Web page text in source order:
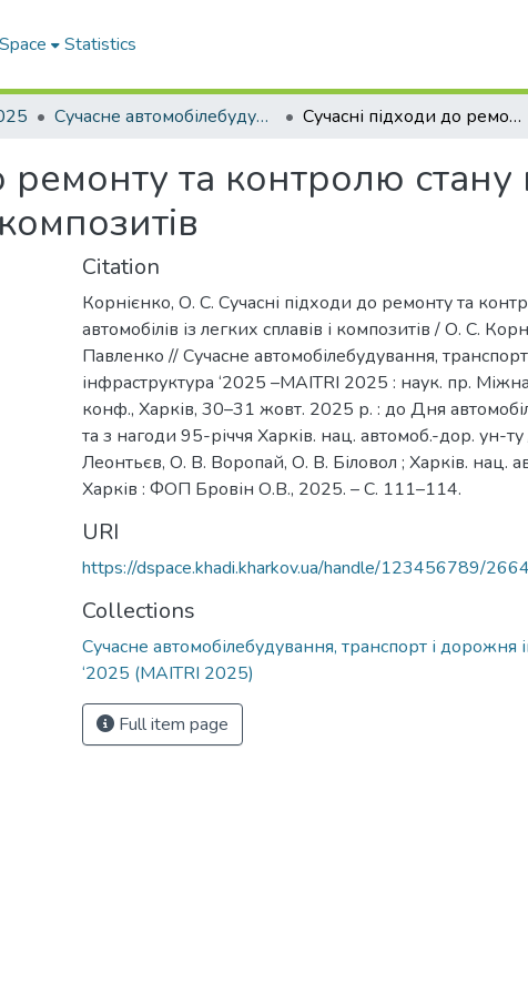
Statistics
Сучасне автомобілебудування, транспорт і дорожня інфраструктура ‘2025 (MAITRI 2025) Сучасні підходи до ремонту та контролю стану кузовів автомобілів із легких сплавів і композитів
та контролю стану
Citation
Корнієнко, О. С. Сучасні підходи до ремонту та
автомобілів із легких сплавів і композитів / О. С.
Павленко // Сучасне автомобілебудування,
інфраструктура ‘2025 –MAITRI 2025 : наук. пр.
конф., Харків, 30–31 жовт. 2025 р. : до Дня
та з нагоди 95-річчя Харків. нац. автомоб.-дор. ун-
Леонтьєв, О. В. Воропай, О. В. Біловол ; Харків. нац.
Харків : ФОП Бровін О.В., 2025. – С. 111–114.
URI
https://dspace.khadi.kharkov.ua/handle/123456789/
Collections
Сучасне автомобілебудування, транспорт і дорожня
‘2025 (MAITRI 2025)
Full item page